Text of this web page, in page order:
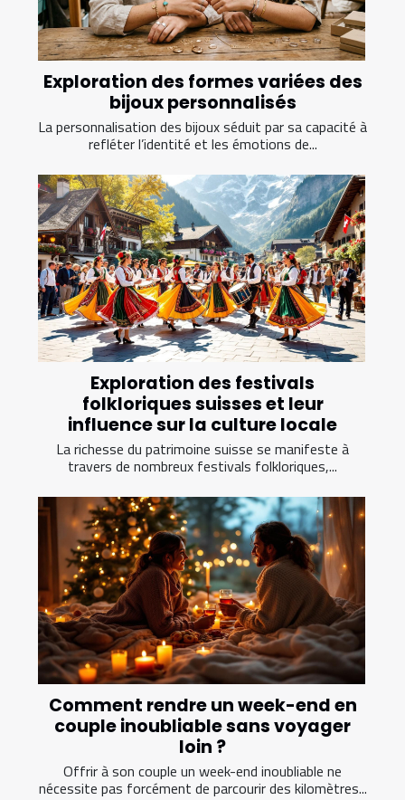
Exploration des formes variées des
bijoux personnalisés
La personnalisation des bijoux séduit par sa capacité à
refléter l’identité et les émotions de...
Exploration des festivals
folkloriques suisses et leur
influence sur la culture locale
La richesse du patrimoine suisse se manifeste à
travers de nombreux festivals folkloriques,...
Comment rendre un week-end en
couple inoubliable sans voyager
loin ?
Offrir à son couple un week-end inoubliable ne
nécessite pas forcément de parcourir des kilomètres...